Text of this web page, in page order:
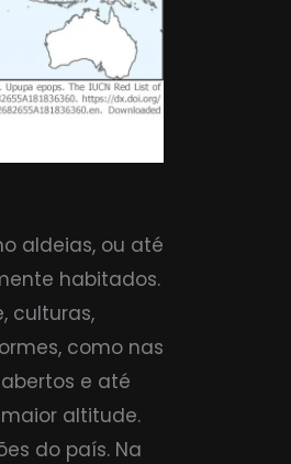
aldeias, ou até
habitados.
culturas,
como nas
e até
altitude.
do país. Na